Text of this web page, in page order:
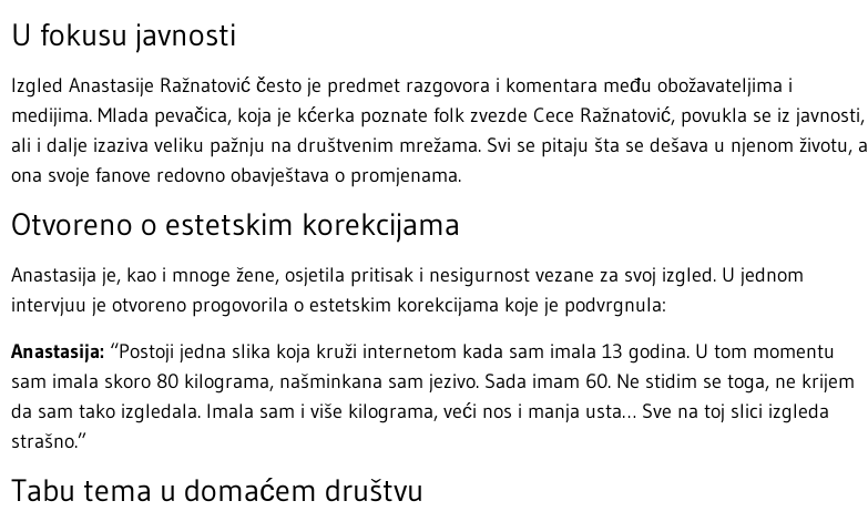
U fokusu javnosti
Izgled Anastasije Ražnatović često je predmet razgovora i komentara među obožavateljima i
medijima. Mlada pevačica, koja je kćerka poznate folk zvezde Cece Ražnatović, povukla se iz javnosti,
ali i dalje izaziva veliku pažnju na društvenim mrežama. Svi se pitaju šta se dešava u njenom životu, a
ona svoje fanove redovno obavještava o promjenama.
Otvoreno o estetskim korekcijama
Anastasija je, kao i mnoge žene, osjetila pritisak i nesigurnost vezane za svoj izgled. U jednom
intervjuu je otvoreno progovorila o estetskim korekcijama koje je podvrgnula:
Anastasija: “Postoji jedna slika koja kruži internetom kada sam imala 13 godina. U tom momentu
sam imala skoro 80 kilograma, našminkana sam jezivo. Sada imam 60. Ne stidim se toga, ne krijem
da sam tako izgledala. Imala sam i više kilograma, veći nos i manja usta… Sve na toj slici izgleda
strašno.”
Tabu tema u domaćem društvu